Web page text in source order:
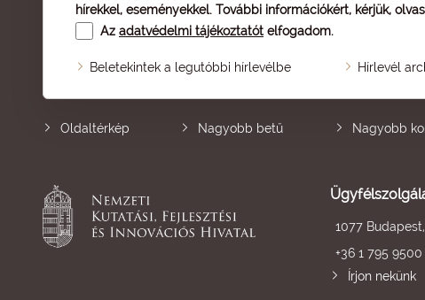
hírekkel, eseményekkel. További információkért, kérjük,
Az adatvédelmi tájékoztatót elfogadom.
Beletekintek a legutóbbi hírlevélbe Hírlevél
Oldaltérkép Nagyobb betű Nagyobb
1077
+36 1 795 9500
Írjon nekünk